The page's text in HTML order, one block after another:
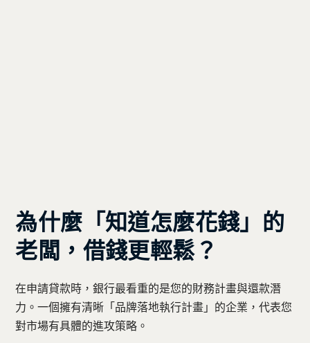
為什麼「知道怎麼花錢」的
老闆，借錢更輕鬆？
在申請貸款時，銀行最看重的是您的財務計畫與還款潛
力。一個擁有清晰「品牌落地執行計畫」的企業，代表您
對市場有具體的進攻策略。